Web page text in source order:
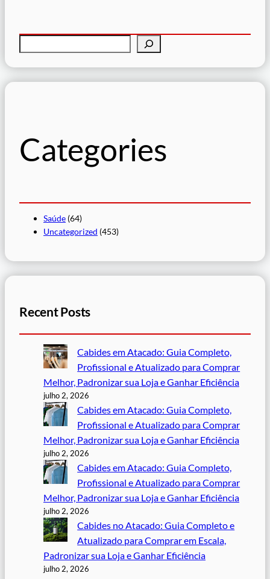
e
aCategories
Saúde (64)
Uncategorized (453)
Recent Posts
Cabides em Atacado: Guia Completo,
Profissional e Atualizado para Comprar
Melhor, Padronizar sua Loja e Ganhar Eficiência
julho 2, 2026
Cabides em Atacado: Guia Completo,
Profissional e Atualizado para Comprar
Melhor, Padronizar sua Loja e Ganhar Eficiência
julho 2, 2026
Cabides em Atacado: Guia Completo,
Profissional e Atualizado para Comprar
Melhor, Padronizar sua Loja e Ganhar Eficiência
julho 2, 2026
Cabides no Atacado: Guia Completo e
Atualizado para Comprar em Escala,
Padronizar sua Loja e Ganhar Eficiência
julho 2, 2026